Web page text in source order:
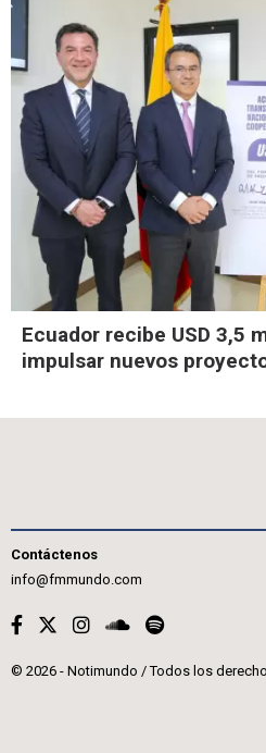
Ecuador recibe USD 3,5
impulsar nuevos
Contáctenos
info@fmmundo.com
© 2026 - Notimundo / Todos los